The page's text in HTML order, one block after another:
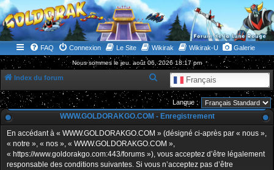
WWW.GOLDORAKGO.COM
le site de la Lune Rouge
FAQ Connexion Le Site Wikirak Wikirak-U Galerie
Nous sommes le jeu. août 06, 2026 18:17 pm
Index du forum Français
e
c
h
e
c
Langue :
WWW.GOLDORAKGO.COM - Enregistrement
En accédant à « WWW.GOLDORAKGO.COM » (désigné ci-après par « nous »,
« notre », « nos », « WWW.GOLDORAKGO.COM »,
« https://www.goldorakgo.com:443/forums »), vous acceptez d’être légalement
responsable des conditions suivantes. Si vous n’acceptez pas d’être